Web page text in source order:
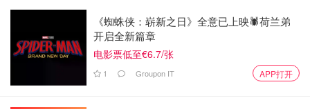
《蜘蛛侠：崭新之日》全意已上映🕷️荷兰弟
开启全新篇章
电影票低至€6.7/张
1 Groupon IT APP打开